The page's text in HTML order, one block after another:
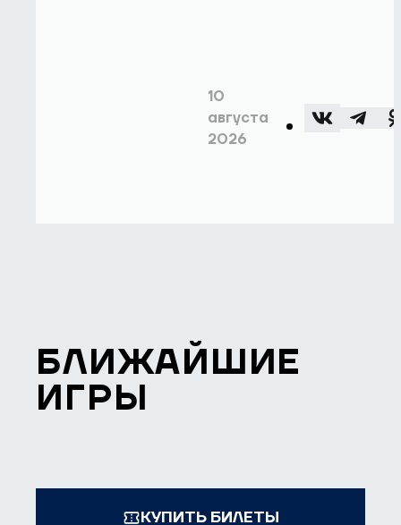
10
августа
2026
БЛИЖАЙШИЕ
ИГРЫ
КУПИТЬ БИЛЕТЫ